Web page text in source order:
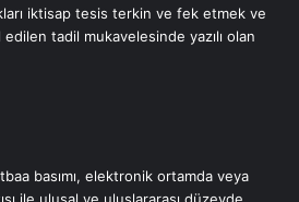
iktisap tesis terkin ve fek etmek ve
tadil mukavelesinde yazılı olan
basımı, elektronik ortamda veya
ile ulusal ve uluslararası düzeyde